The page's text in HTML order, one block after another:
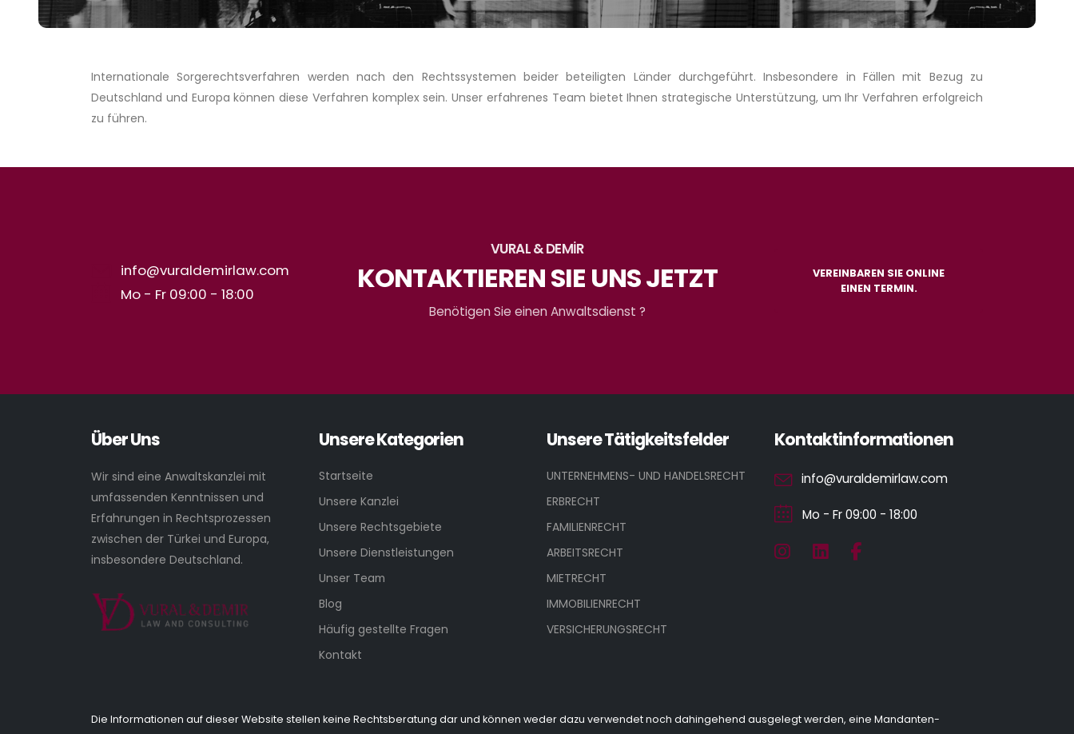
Internationale Sorgerechtsverfahren werden nach den Rechtssystemen beider beteiligten Länder durchgeführt. Insbesondere in Fällen mit Bezug zu
Deutschland und Europa können diese Verfahren komplex sein. Unser erfahrenes Team bietet Ihnen strategische Unterstützung, um Ihr Verfahren erfolgreich
zu führen.
info@vuraldemirlaw.com
Mo - Fr 09:00 - 18:00
VURAL & DEMİR
KONTAKTIEREN SIE UNS JETZT
Benötigen Sie einen Anwaltsdienst ?
VEREINBAREN SIE ONLINE
EINEN TERMIN.
Über Uns
Wir sind eine Anwaltskanzlei mit
umfassenden Kenntnissen und
Erfahrungen in Rechtsprozessen
zwischen der Türkei und Europa,
insbesondere Deutschland.
Unsere Kategorien
Startseite
Unsere Kanzlei
Unsere Rechtsgebiete
Unsere Dienstleistungen
Unser Team
Blog
Häufig gestellte Fragen
Kontakt
Unsere Tätigkeitsfelder
UNTERNEHMENS- UND HANDELSRECHT
ERBRECHT
FAMILIENRECHT
ARBEITSRECHT
MIETRECHT
IMMOBILIENRECHT
VERSICHERUNGSRECHT
Kontaktinformationen
info@vuraldemirlaw.com
Mo - Fr 09:00 - 18:00
Die Informationen auf dieser Website stellen keine Rechtsberatung dar und können weder dazu verwendet noch dahingehend ausgelegt werden, eine Mandanten-